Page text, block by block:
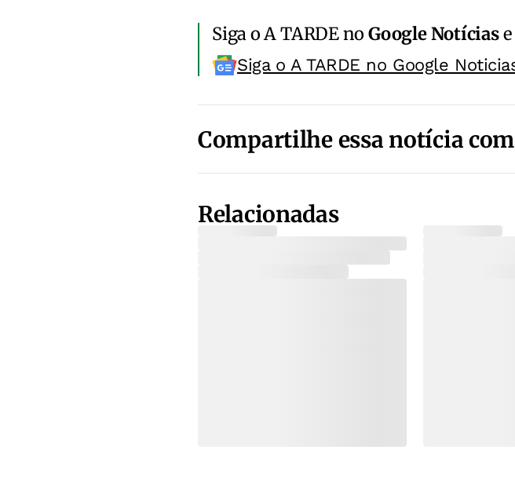
Siga o A TARDE noGoogle Notíciase
Siga o A TARDE no Google
Compartilhe essa notícia
Relacionadas